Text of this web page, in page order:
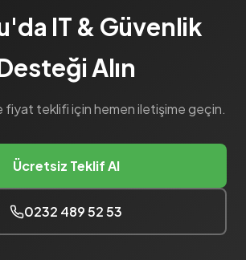
IT & Güvenlik
Alın
fiyat teklifi için hemen iletişime geçin.
Ücretsiz Teklif Al
0232 489 52 53